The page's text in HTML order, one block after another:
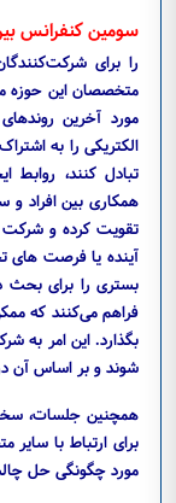
سومین کنفرانس
را برای
متخصصان این حوزه
مورد آخرین
الکتریکی را به
تبادل کنند، روابط
همکاری بین افراد و
تقویت کرده و شرکت
آینده یا فرصت های
بستری را برای بحث
فراهم می‌کنند که
بگذارد. این امر به
شوند و بر اساس آن
همچنین جلسات،
برای ارتباط با
مورد چگونگی حل